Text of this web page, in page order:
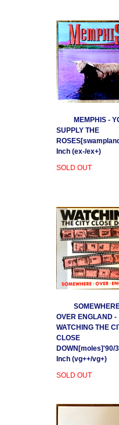
MEMPHIS -
SUPPLY THE
Inch (ex-/ex+)
SOLD OUT
OVER ENGLAND -
WATCHING THE
CLOSE
DOWN[moles]'90/
Inch (vg++/vg+)
SOLD OUT